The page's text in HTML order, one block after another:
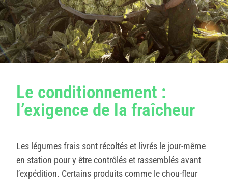
Le conditionnement :
l’exigence de la fraîcheur
Les légumes frais sont récoltés et livrés le jour-même
en station pour y être contrôlés et rassemblés avant
l’expédition. Certains produits comme le chou-fleur